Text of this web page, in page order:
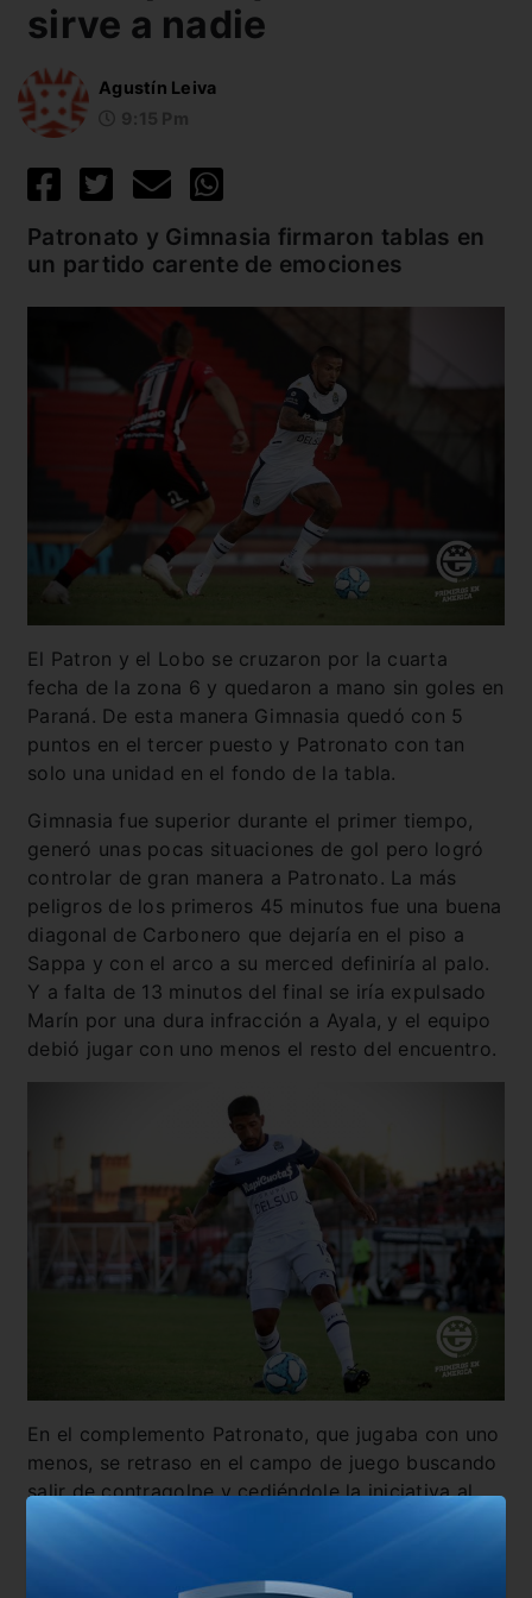
sirve a nadie
Agustín Leiva
Patronato y Gimnasia firmaron tablas en
un partido carente de emociones
El Patron y el Lobo se cruzaron por la cuarta
fecha de la zona 6 y quedaron a mano sin goles en
Paraná. De esta manera Gimnasia quedó con 5
puntos en el tercer puesto y Patronato con tan
solo una unidad en el fondo de la tabla.
Gimnasia fue superior durante el primer tiempo,
generó unas pocas situaciones de gol pero logró
controlar de gran manera a Patronato. La más
peligros de los primeros 45 minutos fue una buena
diagonal de Carbonero que dejaría en el piso a
Sappa y con el arco a su merced definiría al palo.
Y a falta de 13 minutos del final se iría expulsado
Marín por una dura infracción a Ayala, y el equipo
debió jugar con uno menos el resto del encuentro.
En el complemento Patronato, que jugaba con uno
menos, se retraso en el campo de juego buscando
salir de contragolpe y cediéndole la iniciativa al
Lobo. Mientras que los dirigidos por el gallego
Méndez buscaban la ventaja primero por juego
asociado en el medio entre los mediocampistas.